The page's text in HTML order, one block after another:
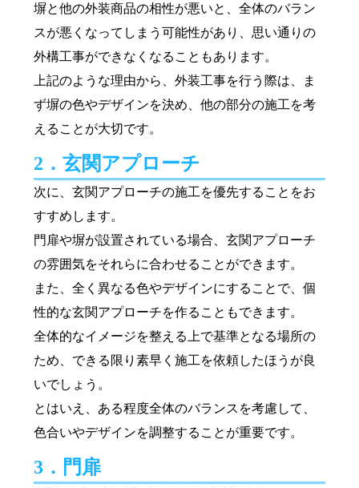
塀と他の外装商品の相性が悪いと、全体のバラン
スが悪くなってしまう可能性があり、思い通りの
外構工事ができなくなることもあります。
上記のような理由から、外装工事を行う際は、ま
ず塀の色やデザインを決め、他の部分の施工を考
えることが大切です。
2．玄関アプローチ
次に、玄関アプローチの施工を優先することをお
すすめします。
門扉や塀が設置されている場合、玄関アプローチ
の雰囲気をそれらに合わせることができます。
また、全く異なる色やデザインにすることで、個
性的な玄関アプローチを作ることもできます。
全体的なイメージを整える上で基準となる場所の
ため、できる限り素早く施工を依頼したほうが良
いでしょう。
とはいえ、ある程度全体のバランスを考慮して、
色合いやデザインを調整することが重要です。
3．門扉